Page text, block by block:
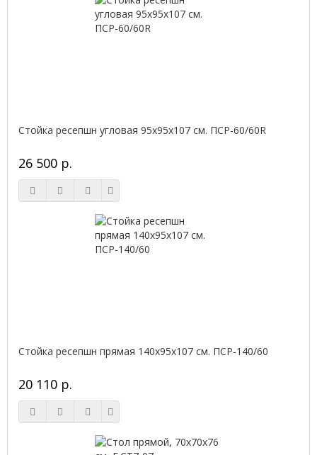
Стойка ресепшн угловая 95х95х107 см. ПСР-60/60R
26 500 р.
Стойка ресепшн прямая 140х95х107 см. ПСР-140/60
20 110 р.